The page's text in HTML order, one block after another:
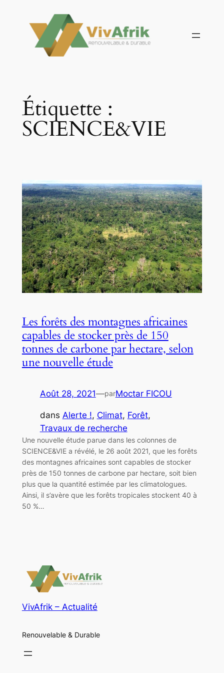
contenu
Étiquette :
SCIENCE&VIE
Les forêts des montagnes africaines
capables de stocker près de 150
tonnes de carbone par hectare, selon
une nouvelle étude
Août 28, 2021—parMoctar FICOU
dans Alerte !, Climat, Forêt
Travaux de recherche
Une nouvelle étude parue dans les colonnes de
SCIENCE&VIE a révélé, le 26 août 2021, que les forêts
des montagnes africaines sont capables de stocker
près de 150 tonnes de carbone par hectare, soit bien
plus que la quantité estimée par les climatologues.
Ainsi, il s’avère que les forêts tropicales stockent 40 à
50 %…
VivAfrik – Actualité
Renouvelable & Durable